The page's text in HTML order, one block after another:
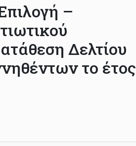
–
Δελτίου
το έτος